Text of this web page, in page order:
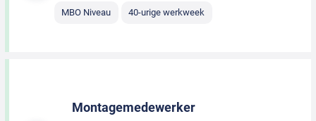
MBO Niveau 40-urige werkweek
Montagemedewerker